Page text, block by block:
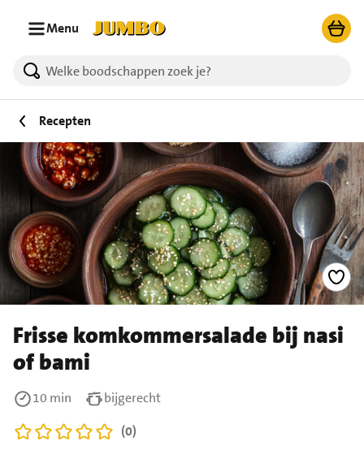
Menu
Recepten
Frisse komkommersalade bij nasi
of bami
10 min
bijgerecht
(0)